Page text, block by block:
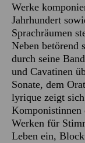
Werke
Jahrhundert
Sprachräumen
Neben betörend
durch seine
und Cavatinen
Sonate, dem
lyrique zeigt
Komponistinnen
Werken für
Leben ein,